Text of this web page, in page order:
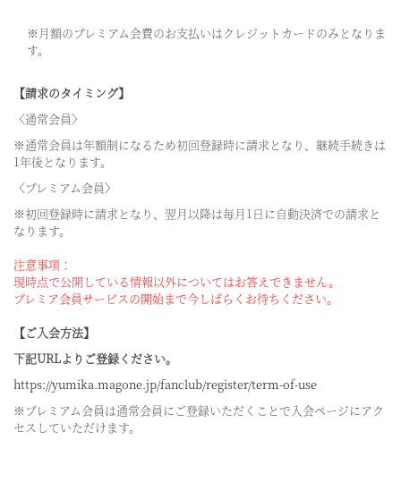
※月額のプレミアム会費のお支払いはクレジットカードのみとなりま
す。
【請求のタイミング】
〈通常会員〉
※通常会員は年額制になるため初回登録時に請求となり、継続手続きは
1年後となります。
〈プレミアム会員〉
※初回登録時に請求となり、翌月以降は毎月1日に自動決済での請求と
なります。
注意事項：
現時点で公開している情報以外についてはお答えできません。
プレミア会員サービスの開始まで今しばらくお待ちください。
【ご入会方法】
下記URLよりご登録ください。
https://yumika.magone.jp/fanclub/register/term-of-use
※プレミアム会員は通常会員にご登録いただくことで入会ページにアク
セスしていただけます。